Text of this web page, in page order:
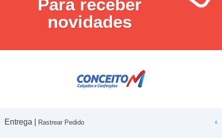
Para receber
novidades
Entrega | Rastrear Pedido